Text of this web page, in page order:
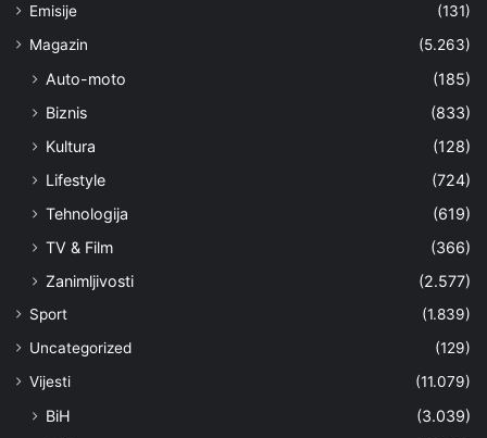
Emisije
(131)
Magazin
(5.263)
Auto-moto
(185)
Biznis
(833)
Kultura
(128)
Lifestyle
(724)
Tehnologija
(619)
TV & Film
(366)
Zanimljivosti
(2.577)
Sport
(1.839)
Uncategorized
(129)
Vijesti
(11.079)
BiH
(3.039)